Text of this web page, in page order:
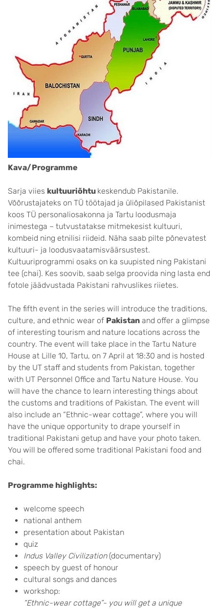
Kava/
Sarja viies kultuuriõhtu keskendub Pakistanile.
Võõrustajateks on TÜ töötajad ja üliõpilased Pakistanist
koos TÜ personaliosakonna ja Tartu loodusmaja
inimestega – tutvustatakse mitmekesist kultuuri,
kombeid ning etnilisi riideid. Näha saab pilte põnevatest
kultuuri- ja loodusvaatamisväärsustest.
Kultuuriprogrammi osaks on ka suupisted ning Pakistani
tee (chai). Kes soovib, saab selga proovida ning lasta end
fotole jäädvustada Pakistani rahvuslikes riietes.
The fifth event in the series will introduce the traditions,
culture, and ethnic wear of Pakistan and offer a glimpse
of interesting tourism and nature locations across the
country. The event will take place in the Tartu Nature
House at Lille 10, Tartu, on 7 April at 18:30 and is hosted
by the UT staff and students from Pakistan, together
with UT Personnel Office and Tartu Nature House. You
will have the chance to learn interesting things about
the customs and traditions of Pakistan. The event will
also include an “Ethnic-wear cottage”, where you will
have the unique opportunity to drape yourself in
traditional Pakistani getup and have your photo taken.
You will be offered some traditional Pakistani food and
chai.
Programme highlights:
welcome speech
national anthem
presentation about Pakistan
quiz
Indus Valley Civilization(documentary)
speech by guest of honour
cultural songs and dances
workshop:
“Ethnic-wear cottage”- you will get a unique